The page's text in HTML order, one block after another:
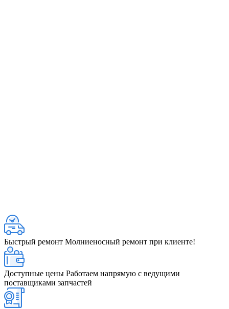
Быстрый ремонт Молниеносный ремонт при клиенте!
Доступные цены Работаем напрямую с ведущими
поставщиками запчастей